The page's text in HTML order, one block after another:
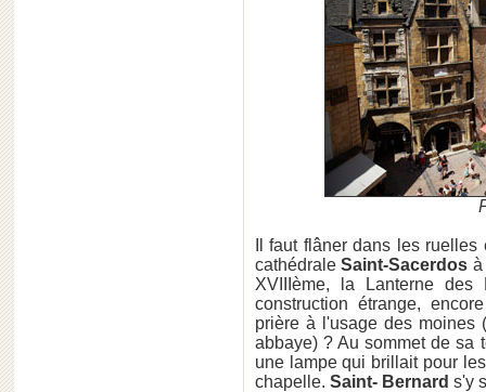
Il faut flâner dans les
cathédraleSaint-Sacerdos à
XVIIIème, la Lanterne
construction étrange,
prière à l'usage des moines
abbaye) ? Au sommet de sa
une lampe qui brillait pour
chapelle. Saint- Bernard s'y